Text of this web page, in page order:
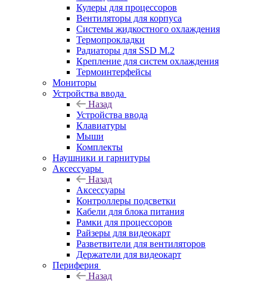
Кулеры для процессоров
Вентиляторы для корпуса
Системы жидкостного охлаждения
Термопрокладки
Радиаторы для SSD M.2
Крепление для систем охлаждения
Термоинтерфейсы
Мониторы
Устройства ввода
Назад
Устройства ввода
Клавиатуры
Мыши
Комплекты
Наушники и гарнитуры
Аксессуары
Назад
Аксессуары
Контроллеры подсветки
Кабели для блока питания
Рамки для процессоров
Райзеры для видеокарт
Разветвители для вентиляторов
Держатели для видеокарт
Периферия
Назад